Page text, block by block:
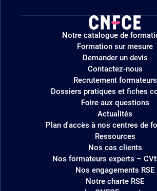
Logo
site
Notre catalogue de
Formation sur mesure
Demander un devis
Contactez-nous
Recrutement formateurs
Dossiers pratiques et fiches
Foire aux questions
Actualités
Plan d'accès à nos centres de
Ressources
Nos cas clients
Nos formateurs experts –
Nos engagements RSE
Notre charte RSE